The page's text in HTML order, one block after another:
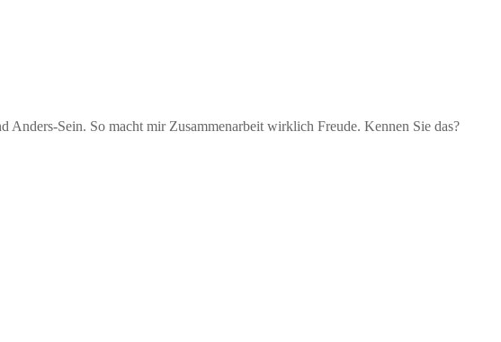
Sein. So macht mir Zusammenarbeit wirklich Freude. Kennen Sie das?